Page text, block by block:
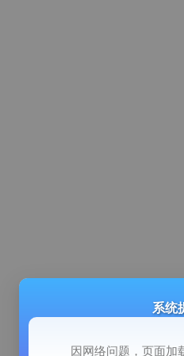
系统
因网络问题，页面加